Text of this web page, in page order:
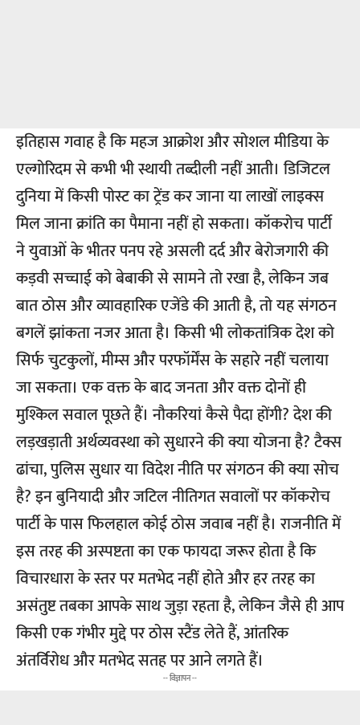
इतिहास गवाह है कि महज आक्रोश और सोशल मीडिया के
एल्गोरिदम से कभी भी स्थायी तब्दीली नहीं आती। डिजिटल
दुनिया में किसी पोस्ट का ट्रेंड कर जाना या लाखों लाइक्स
मिल जाना क्रांति का पैमाना नहीं हो सकता। कॉकरोच पार्टी
ने युवाओं के भीतर पनप रहे असली दर्द और बेरोजगारी की
कड़वी सच्चाई को बेबाकी से सामने तो रखा है, लेकिन जब
बात ठोस और व्यावहारिक एजेंडे की आती है, तो यह संगठन
बगलें झांकता नजर आता है। किसी भी लोकतांत्रिक देश को
सिर्फ चुटकुलों, मीम्स और परफॉर्मेंस के सहारे नहीं चलाया
जा सकता। एक वक्त के बाद जनता और वक्त दोनों ही
मुश्किल सवाल पूछते हैं। नौकरियां कैसे पैदा होंगी? देश की
लड़खड़ाती अर्थव्यवस्था को सुधारने की क्या योजना है? टैक्स
ढांचा, पुलिस सुधार या विदेश नीति पर संगठन की क्या सोच
है? इन बुनियादी और जटिल नीतिगत सवालों पर कॉकरोच
पार्टी के पास फिलहाल कोई ठोस जवाब नहीं है। राजनीति में
इस तरह की अस्पष्टता का एक फायदा जरूर होता है कि
विचारधारा के स्तर पर मतभेद नहीं होते और हर तरह का
असंतुष्ट तबका आपके साथ जुड़ा रहता है, लेकिन जैसे ही आप
किसी एक गंभीर मुद्दे पर ठोस स्टैंड लेते हैं, आंतरिक
अंतर्विरोध और मतभेद सतह पर आने लगते हैं।
-- विज्ञापन --